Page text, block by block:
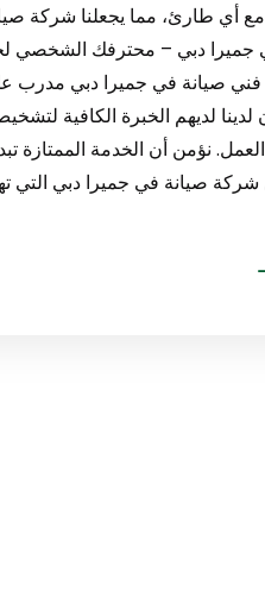
أي طارئ، مما يجعلنا شركة
جميرا دبي – محترفك
صيانة في جميرا دبي مدرب
لدينا لديهم الخبرة الكافية
العمل. نؤمن أن الخدمة